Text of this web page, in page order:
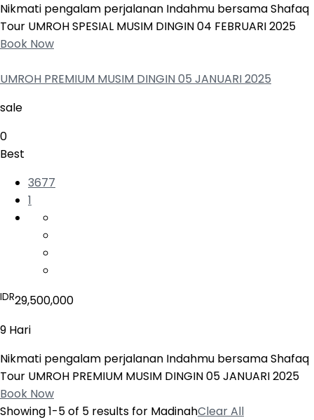
Nikmati pengalam perjalanan Indahmu bersama Shafaq
Tour UMROH SPESIAL MUSIM DINGIN 04 FEBRUARI 2025
Book Now
UMROH PREMIUM MUSIM DINGIN 05 JANUARI 2025
sale
0
Best
3677
1
IDR29,500,000
9 Hari
Nikmati pengalam perjalanan Indahmu bersama Shafaq
Tour UMROH PREMIUM MUSIM DINGIN 05 JANUARI 2025
Book Now
Showing 1-5 of 5 results for MadinahClear All